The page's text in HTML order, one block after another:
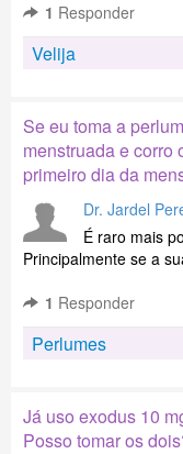
1 Responder
Velija
Se eu toma a
menstruada e corro
primeiro dia da
Dr. Jardel
É raro mais
Principalmente se a
1 Responder
Perlumes
Já uso exodus 10
Posso tomar os